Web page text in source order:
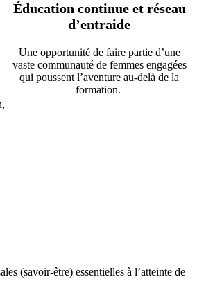
Éducation continue et réseau
d’entraide
Une opportunité de faire partie d’une
vaste communauté de femmes engagées
qui poussent l’aventure au-delà de la
formation.
(savoir-être) essentielles à l’atteinte de